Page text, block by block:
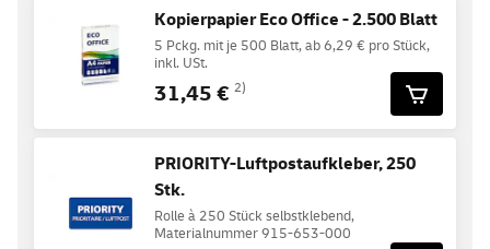
Kopierpapier Eco Office - 2.500 Blatt
5 Pckg. mit je 500 Blatt, ab 6,29 € pro Stück,
inkl. USt.
31,45 € 2)
PRIORITY-Luftpostaufkleber, 250
Stk.
Rolle à 250 Stück selbstklebend,
Materialnummer 915-653-000